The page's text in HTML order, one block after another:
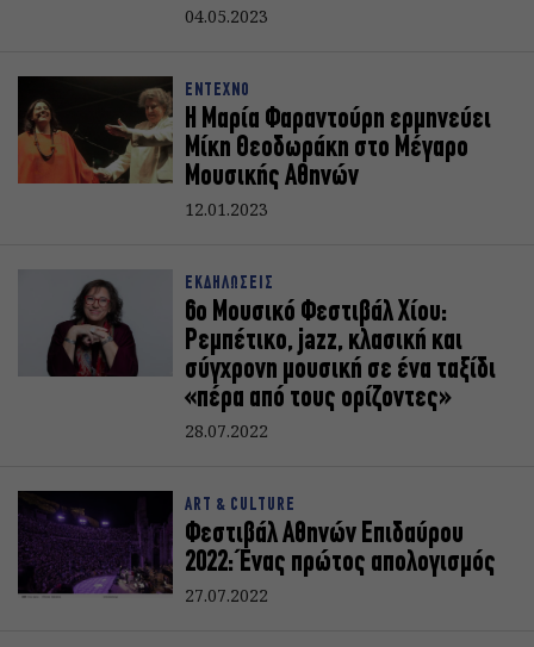
04.05.2023
ΕΝΤΕΧΝΟ
Η Μαρία Φαραντούρη ερμηνεύει
Μίκη Θεοδωράκη στο Μέγαρο
Μουσικής Αθηνών
12.01.2023
ΕΚΔΗΛΩΣΕΙΣ
6o Μουσικό Φεστιβάλ Χίου:
Ρεμπέτικο, jazz, κλασική και
σύγχρονη μουσική σε ένα ταξίδι
«πέρα από τους ορίζοντες»
28.07.2022
ART & CULTURE
Φεστιβάλ Αθηνών Επιδαύρου
2022:΄Ενας πρώτος απολογισμός
27.07.2022